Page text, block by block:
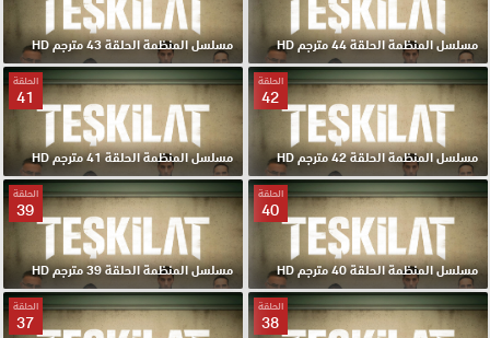
مسلسل المنظمة الحلقة 44 مترجم HD مسلسل المنظمة الحلقة 43 مترجم HD
الحلقة
42
مسلسل المنظمة الحلقة 42 مترجم HD
الحلقة
41
مسلسل المنظمة الحلقة 41 مترجم HD
الحلقة
40
مسلسل المنظمة الحلقة 40 مترجم HD
الحلقة
39
مسلسل المنظمة الحلقة 39 مترجم HD
الحلقة
38
الحلقة
37